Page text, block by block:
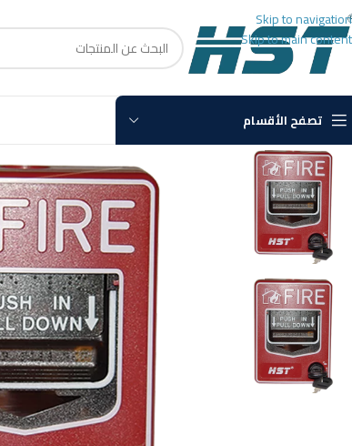
Skip to navigation
Skip to main content
تصفح الأقسام